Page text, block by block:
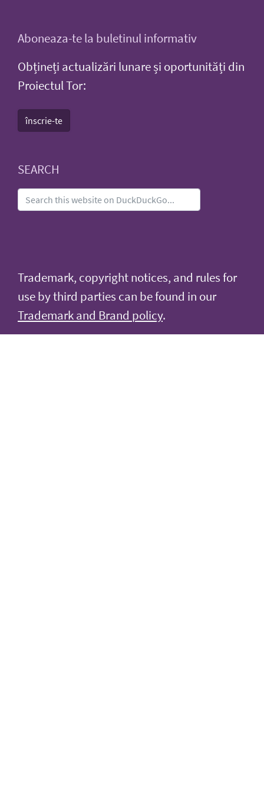
Aboneaza-te la buletinul informativ
Obțineți actualizări lunare și oportunități din
Proiectul Tor:
înscrie-te
SEARCH
Trademark, copyright notices, and rules for
use by third parties can be found in our
Trademark and Brand policy.